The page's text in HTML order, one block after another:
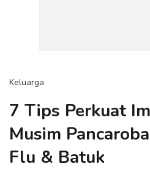
Keluarga
7 Tips Perkuat
Musim
Flu & Batuk